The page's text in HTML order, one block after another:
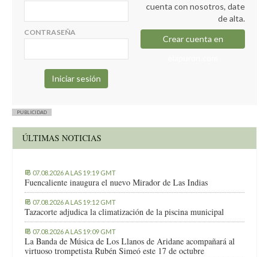
CONTRASEÑA
cuenta con nosotros, date
de alta.
Crear cuenta en
PUBLICIDAD
ÚLTIMAS NOTICIAS
07.08.2026 A LAS 19:19 GMT
Fuencaliente inaugura el nuevo Mirador de Las Indias
07.08.2026 A LAS 19:12 GMT
Tazacorte adjudica la climatización de la piscina municipal
07.08.2026 A LAS 19:09 GMT
La Banda de Música de Los Llanos de Aridane acompañará al
virtuoso trompetista Rubén Simeó este 17 de octubre